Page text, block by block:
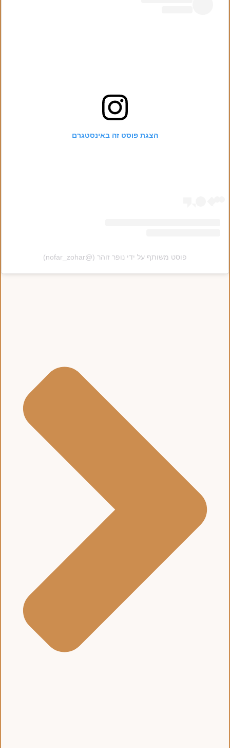
הצגת פוסט זה באינסטגרם
פוסט משותף על ידי ‏‎נופר זוהר‎‏ (@‏‎nofar_zohar‎‏)